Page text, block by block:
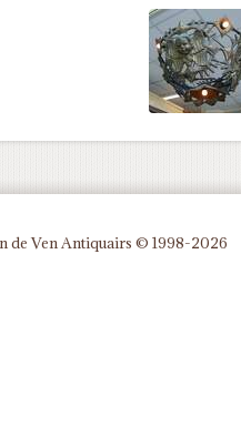
de Ven Antiquairs © 1998-2026